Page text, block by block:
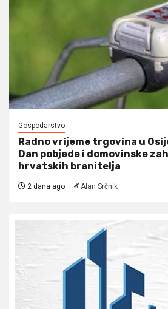
Gospodarstvo
Radno vrijeme trgovina u
Dan pobjede i domovinske
hrvatskih branitelja
2 dana ago Alan Srčnik